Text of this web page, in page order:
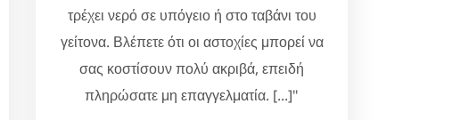
τρέχει νερό σε υπόγειο ή στο ταβάνι του
γείτονα. Βλέπετε ότι οι αστοχίες μπορεί να
σας κοστίσουν πολύ ακριβά, επειδή
πληρώσατε μη επαγγελματία. [...]"